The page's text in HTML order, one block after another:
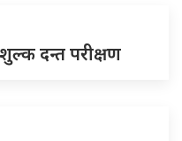
दन्त परीक्षण